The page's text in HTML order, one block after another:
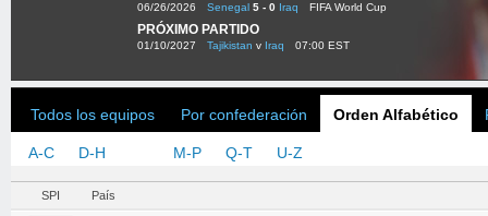
06/26/2026 Senegal 5 - 0 Iraq FIFA World Cup
PRÓXIMO PARTIDO
01/10/2027 Tajikistan v Iraq 07:00 EST
Todos los equipos Por confederación Orden Alfabético
A-C D-H M-P Q-T U-Z
SPI País